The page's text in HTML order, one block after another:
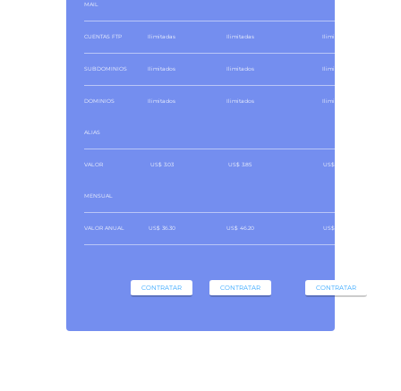
MAIL
CUENTAS FTP Ilimitadas Ilimitadas Ilimitadas
SUBDOMINIOS Ilimitados Ilimitados Ilimitados
DOMINIOS
ALIAS
Ilimitados Ilimitados Ilimitados
VALOR
MENSUAL
US$ 3.03 US$ 3.85 US$ 4.68
VALOR ANUAL US$ 36.30 US$ 46.20 US$ 56.10
CONTRATAR CONTRATAR CONTRATAR